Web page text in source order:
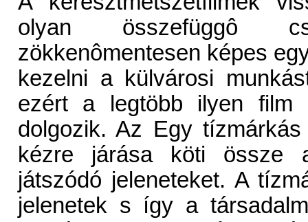
olyan összefüggô
zökkenômentesen képes
kezelni a külvárosi
ezért a legtöbb ilyen film
dolgozik. Az Egy
kézre járása köti össze
játszódó jeleneteket. A
jelenetek s így a